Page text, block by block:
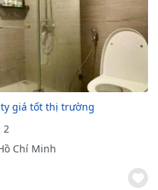
giá tốt thị trường
2
Chí Minh